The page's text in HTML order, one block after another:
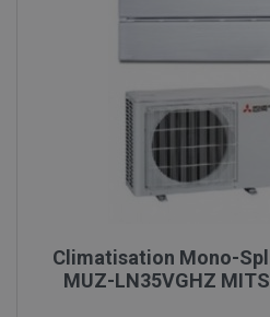
Climatisation Mono-
MUZ-LN35VGHZ